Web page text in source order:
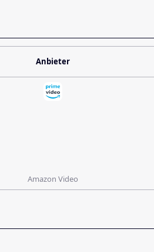
Anbieter
Amazon Video